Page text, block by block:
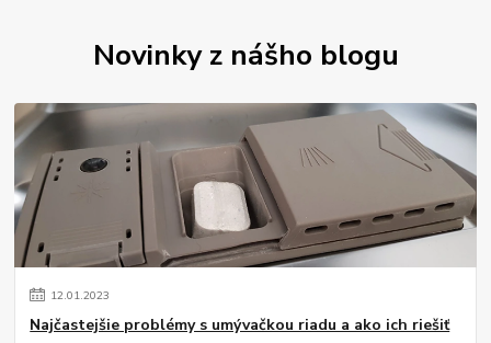
Novinky z nášho blogu
12.01.2023
Najčastejšie problémy s umývačkou riadu a ako ich riešiť